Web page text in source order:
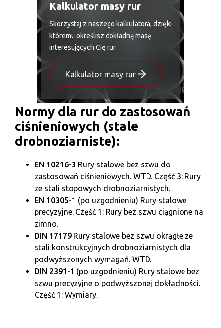
Kalkulator masy rur
Skorzystaj z naszego kalkulatora, dzięki
któremu określisz dokładną masę
interesujących Cię rur.
Kalkulator masy rur
Normy dla rur do zastosowań
ciśnieniowych (stale
drobnoziarniste):
EN 10216-3 Rury stalowe bez szwu do
zastosowań ciśnieniowych. WTD. Część 3: Rury
ze stali stopowych drobnoziarnistych.
EN 10305-1 (po uzgodnieniu) Rury stalowe
precyzyjne. Część 1: Rury bez szwu ciągnione na
zimno.
DIN 17179 Rury stalowe bez szwu okrągłe ze
stali konstrukcyjnych drobnoziarnistych dla
podwyższonych wymagań. WTD.
DIN 2391-1 (po uzgodnieniu) Rury stalowe bez
szwu precyzyjne o podwyższonej dokładności.
Część 1: Wymiary.